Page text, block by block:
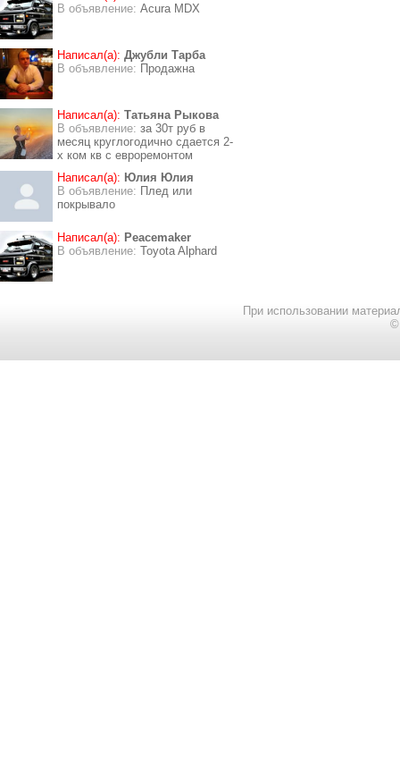
В объявление: Acura MDX
Написал(а): Джубли Тарба
В объявление: Продажна
Написал(а): Татьяна Рыкова
В объявление: за 30т руб в
месяц круглогодично сдается 2-
х ком кв с евроремонтом
Написал(а): Юлия Юлия
В объявление: Плед или
покрывало
Написал(а): Peacemaker
В объявление: Toyota Alphard
При использовании